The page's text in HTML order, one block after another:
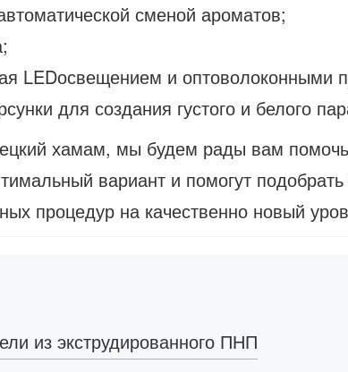
сменой ароматов;
LEDосвещением и оптоволоконными
для создания густого и белого
хамам, мы будем рады вам
вариант и помогут
процедур на качественно новый
из экструдированного ПНП